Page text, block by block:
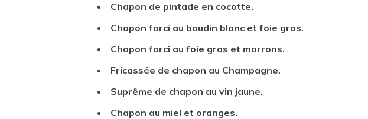
Chapon de pintade en cocotte.
Chapon farci au boudin blanc et foie gras.
Chapon farci au foie gras et marrons.
Fricassée de chapon au Champagne.
Suprême de chapon au vin jaune.
Chapon au miel et oranges.